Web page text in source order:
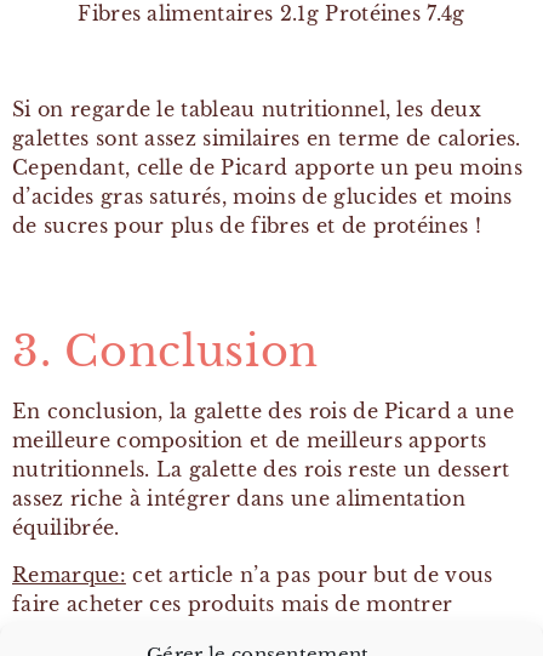
Fibres alimentaires 2.1g Protéines 7.4g
Si on regarde le tableau nutritionnel, les deux
galettes sont assez similaires en terme de calories.
Cependant, celle de Picard apporte un peu moins
d’acides gras saturés, moins de glucides et moins
de sucres pour plus de fibres et de protéines !
3. Conclusion
En conclusion, la galette des rois de Picard a une
meilleure composition et de meilleurs apports
nutritionnels. La galette des rois reste un dessert
assez riche à intégrer dans une alimentation
équilibrée.
Remarque: cet article n’a pas pour but de vous
faire acheter ces produits mais de montrer